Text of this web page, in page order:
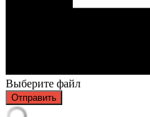
Выберите файл
Отправить